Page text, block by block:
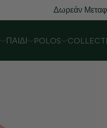
Δωρεάν
ΠΑΙΔΊ POLOS